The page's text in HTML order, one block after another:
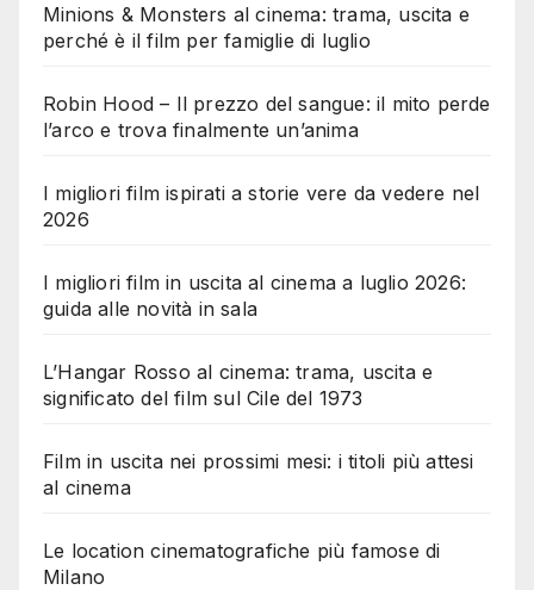
Minions & Monsters al cinema: trama, uscita e
perché è il film per famiglie di luglio
Robin Hood – Il prezzo del sangue: il mito perde
l’arco e trova finalmente un’anima
I migliori film ispirati a storie vere da vedere nel
2026
I migliori film in uscita al cinema a luglio 2026:
guida alle novità in sala
L’Hangar Rosso al cinema: trama, uscita e
significato del film sul Cile del 1973
Film in uscita nei prossimi mesi: i titoli più attesi
al cinema
Le location cinematografiche più famose di
Milano